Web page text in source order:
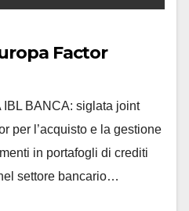
Factor
IBL BANCA: siglata joint
per l’acquisto e la gestione
in portafogli di crediti
settore bancario…